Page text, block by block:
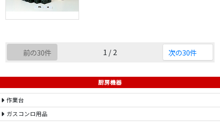
前の30件 1 / 2 次の30件
厨房機器
作業台
ガスコンロ用品